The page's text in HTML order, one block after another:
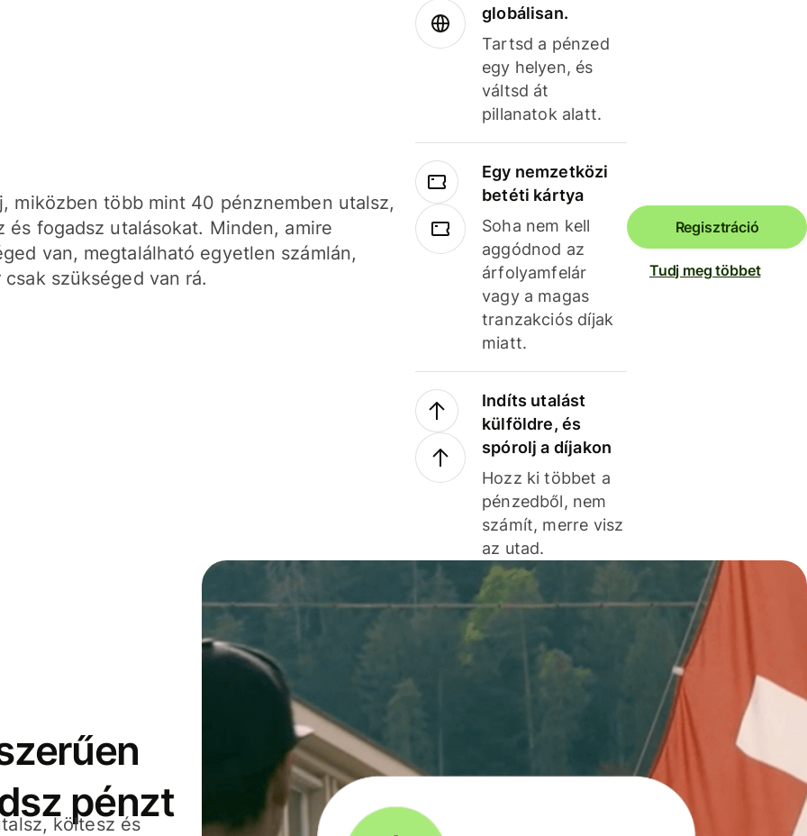
miközben több mint 40 pénznemben utalsz,
és fogadsz utalásokat. Minden, amire
van, megtalálható egyetlen számlán,
csak szükséged van rá.
globálisan.
Tartsd a pénzed
egy helyen, és
váltsd át
pillanatok alatt.
Egy nemzetközi
betéti kártya
Soha nem kell
aggódnod az
árfolyamfelár
vagy a magas
tranzakciós díjak
miatt.
Indíts utalást
külföldre, és
spórolj a díjakon
Hozz ki többet a
pénzedből, nem
számít, merre visz
az utad.
Regisztráció
Tudj meg többet
pénzt
költesz és